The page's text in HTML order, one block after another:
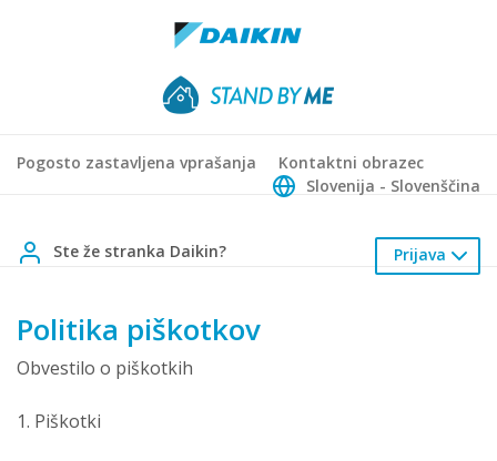
Pogosto zastavljena vprašanja
Kontaktni obrazec
Slovenija - Slovenščina
Ste že stranka Daikin? Prijava
Politika piškotkov
Obvestilo o piškotkih
1. Piškotki